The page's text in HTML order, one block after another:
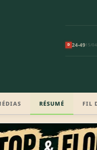
D 24-4915/
RÉSUMÉ FIL